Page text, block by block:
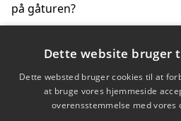
på gåturen?
Sådan rydder du effektivt op
Copyright 2026 -
Dette website bruger
Dette websted bruger cookies til at
at bruge vores hjemmeside
overensstemmelse med vores